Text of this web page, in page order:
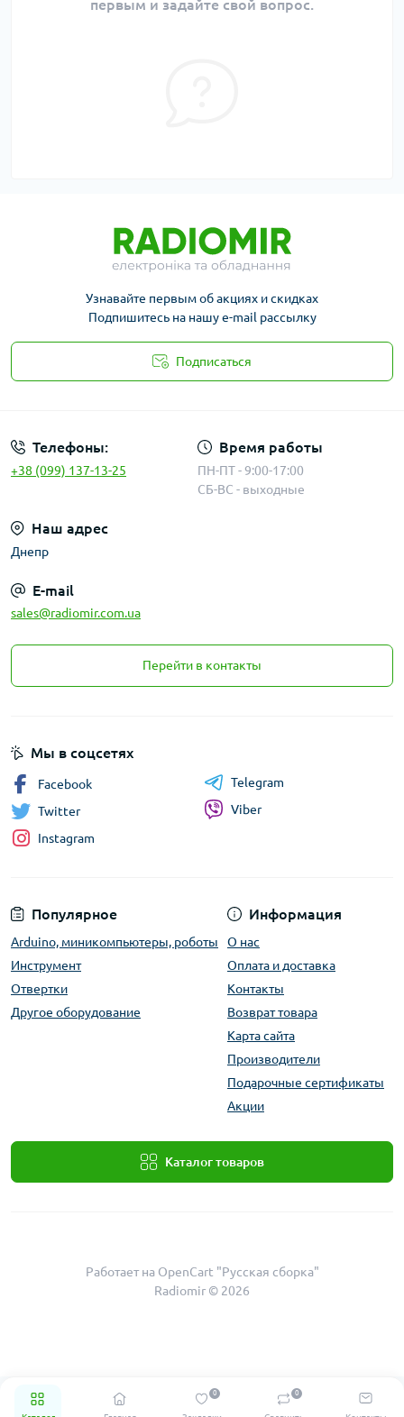
0 0
первым и задайте свой вопрос.
Узнавайте первым об акциях и скидках
Подпишитесь на нашу e-mail рассылку
Подписаться
Телефоны:
+38 (099) 137-13-25
Время работы
ПН-ПТ - 9:00-17:00
СБ-ВС - выходные
Наш адрес
Днепр
E-mail
sales@radiomir.com.ua
Перейти в контакты
Популярное
Arduino, миникомпьютеры, роботы
Инструмент
Отвертки
Другое оборудование
Информация
О нас
Оплата и доставка
Контакты
Возврат товара
Карта сайта
Производители
Подарочные сертификаты
Акции
Каталог товаров
Мы в соцсетях
Facebook
Twitter
Instagram
Telegram
Viber
Работает на OpenCart "Русская сборка"
Radiomir © 2026